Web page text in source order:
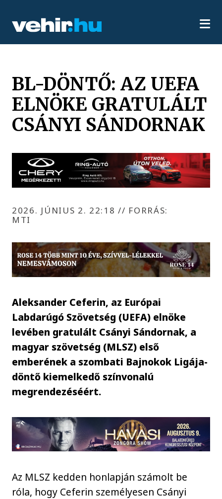
BL-DÖNTŐ: AZ UEFA
ELNÖKE GRATULÁLT
CSÁNYI SÁNDORNAK
2026. JÚNIUS 2. 22:18// FORRÁS:
MTI
Aleksander Ceferin, az Európai
Labdarúgó Szövetség (UEFA) elnöke
levében gratulált Csányi Sándornak, a
magyar szövetség (MLSZ) első
emberének a szombati Bajnokok Ligája-
döntő kiemelkedő színvonalú
megrendezéséért.
Az MLSZ kedden honlapján számolt be
róla, hogy Ceferin személyesen Csányi